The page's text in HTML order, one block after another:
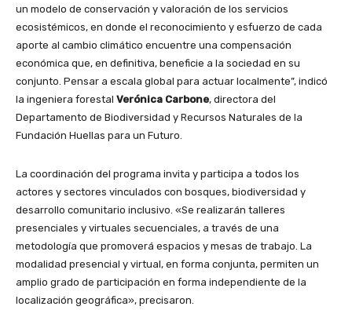
un modelo de conservación y valoración de los servicios
ecosistémicos, en donde el reconocimiento y esfuerzo de cada
aporte al cambio climático encuentre una compensación
económica que, en definitiva, beneficie a la sociedad en su
conjunto. Pensar a escala global para actuar localmente”, indicó
la ingeniera forestal Verónica Carbone, directora del
Departamento de Biodiversidad y Recursos Naturales de la
Fundación Huellas para un Futuro.
La coordinación del programa invita y participa a todos los
actores y sectores vinculados con bosques, biodiversidad y
desarrollo comunitario inclusivo. «Se realizarán talleres
presenciales y virtuales secuenciales, a través de una
metodología que promoverá espacios y mesas de trabajo. La
modalidad presencial y virtual, en forma conjunta, permiten un
amplio grado de participación en forma independiente de la
localización geográfica», precisaron.